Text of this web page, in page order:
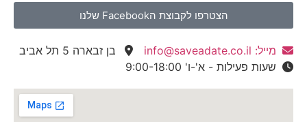
הצטרפו לקבוצת הFacebook שלנו
מייל: info@saveadate.co.il
בן זבארה 5 תל אביב
שעות פעילות - א'-ו' 9:00-18:00